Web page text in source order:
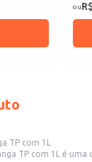
ou
TP com 1L
prática e saborosa de suco de